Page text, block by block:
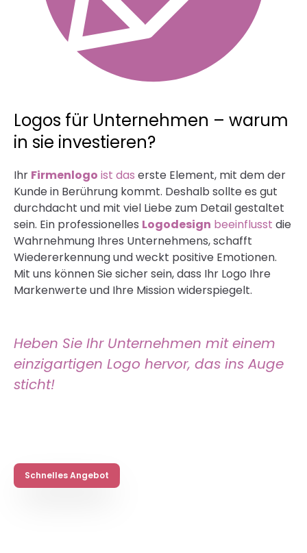
Logos für Unternehmen – warum
in sie investieren?
Ihr Firmenlogo ist das erste Element, mit dem der
Kunde in Berührung kommt. Deshalb sollte es gut
durchdacht und mit viel Liebe zum Detail gestaltet
sein. Ein professionelles Logodesign beeinflusst die
Wahrnehmung Ihres Unternehmens, schafft
Wiedererkennung und weckt positive Emotionen.
Mit uns können Sie sicher sein, dass Ihr Logo Ihre
Markenwerte und Ihre Mission widerspiegelt.
Heben Sie Ihr Unternehmen mit einem
einzigartigen Logo hervor, das ins Auge
sticht!
Schnelles Angebot